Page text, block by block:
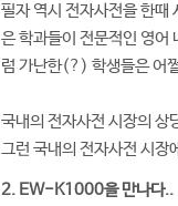
필자 역시 전자사전을 한때
은 학과들이 전문적인 영어
럼 가난한(?) 학생들은 어
국내의 전자사전 시장의 상
그런 국내의 전자사전 시장
2. EW-K1000을 만나다..